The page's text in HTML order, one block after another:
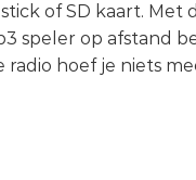
of SD kaart.
speler op afstand
hoef je niets